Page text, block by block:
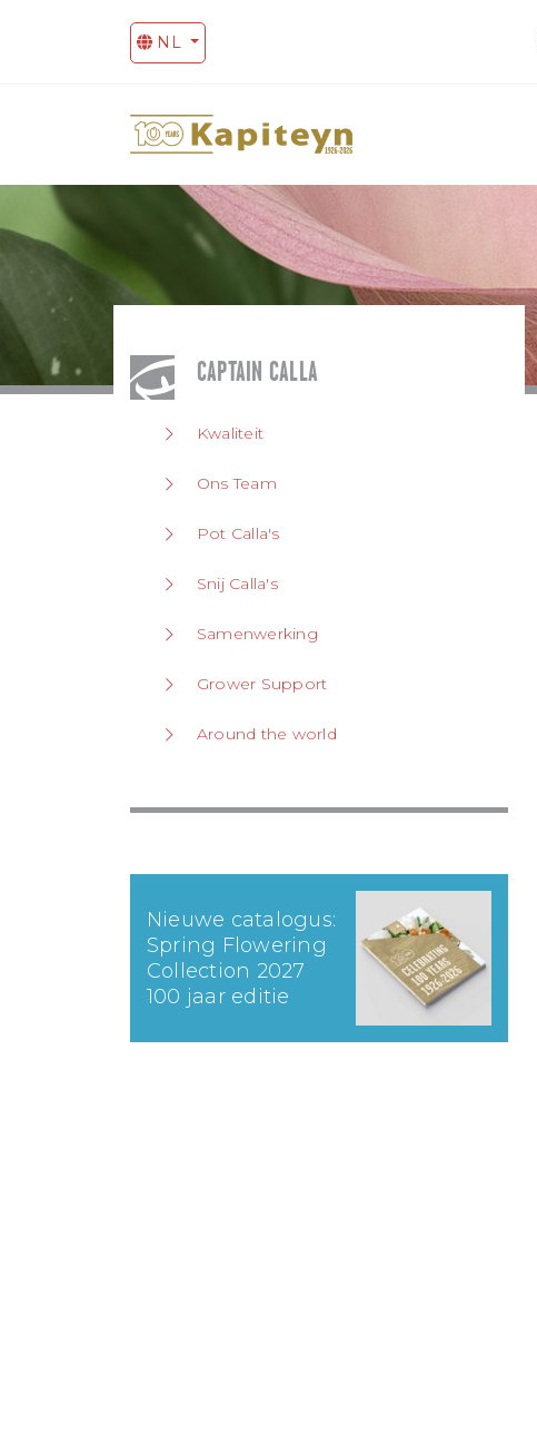
NL
CAPTAIN CALLA
Kwaliteit
Ons Team
Pot Calla's
Snij Calla's
Samenwerking
Grower Support
Around the world
Nieuwe catalogus:
Spring Flowering
Collection 2027
100 jaar editie